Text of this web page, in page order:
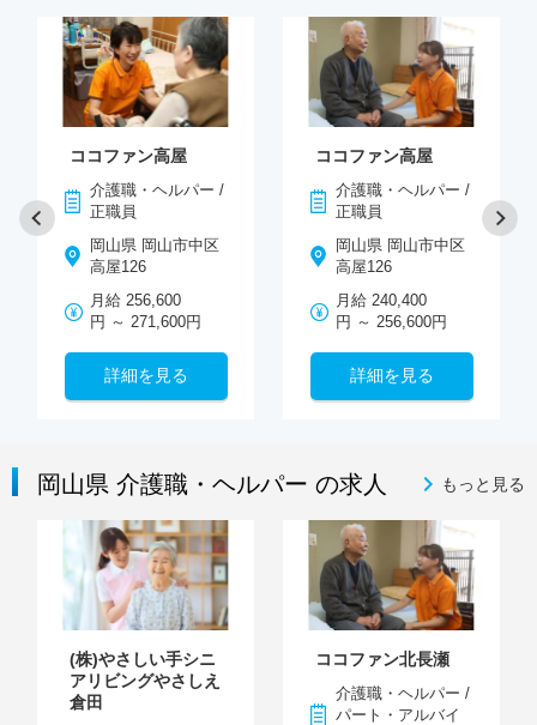
ココファン高屋
介護職・ヘルパー /
正職員
岡山県 岡山市中区
高屋126
月給 256,600
円 ～ 271,600円
詳細を見る
ココファン高屋
介護職・ヘルパー /
正職員
岡山県 岡山市中区
高屋126
月給 240,400
円 ～ 256,600円
詳細を見る
岡山県 介護職・ヘルパー の求人 もっと見る
(株)やさしい手シニ
アリビングやさしえ
倉田
ココファン北長瀬
介護職・ヘルパー /
パート・アルバイ